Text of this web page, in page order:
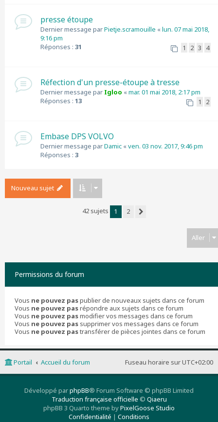
presse étoupe
Dernier message parPietje.scramouille «lun. 07 mai 2018,
9:16 pm
Réponses : 31 1 2 3 4
Réfection d'un presse-étoupe à tresse
Dernier message par Igloo «mar. 01 mai 2018, 2:17 pm
Réponses : 13 1 2
Embase DPS VOLVO
Dernier message parDamic «ven. 03 nov. 2017, 9:46 pm
Réponses : 3
Nouveau sujet
42 sujets 1
2
Aller
Permissions du forum
Vous ne pouvez paspublier de nouveaux sujets dans ce forum
Vous ne pouvez pasrépondre aux sujets dans ce forum
Vous ne pouvez pasmodifier vos messages dans ce forum
Vous ne pouvez pas supprimer vos messages dans ce forum
Vous ne pouvez pastransférer de pièces jointes dans ce forum
Fuseau horaire surUTC+02:00
Portail Accueil du forum
Développé parphpBB® Forum Software © phpBB Limited
Traduction française officielle © Qiaeru
phpBB 3 Quarto theme byPixelGoose Studio
Confidentialité | Conditions